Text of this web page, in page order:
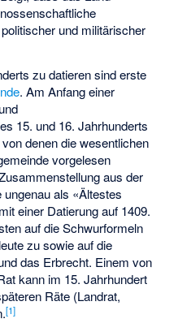
und militärischer
zu datieren sind erste
. Am Anfang einer
15. und 16. Jahrhunderts
von denen die wesentlichen
vorgelesen
aus der
als «Ältestes
einer Datierung auf 1409.
auf die Schwurformeln
zu sowie auf die
das Erbrecht. Einem von
kann im 15. Jahrhundert
Räte (Landrat,
[1]